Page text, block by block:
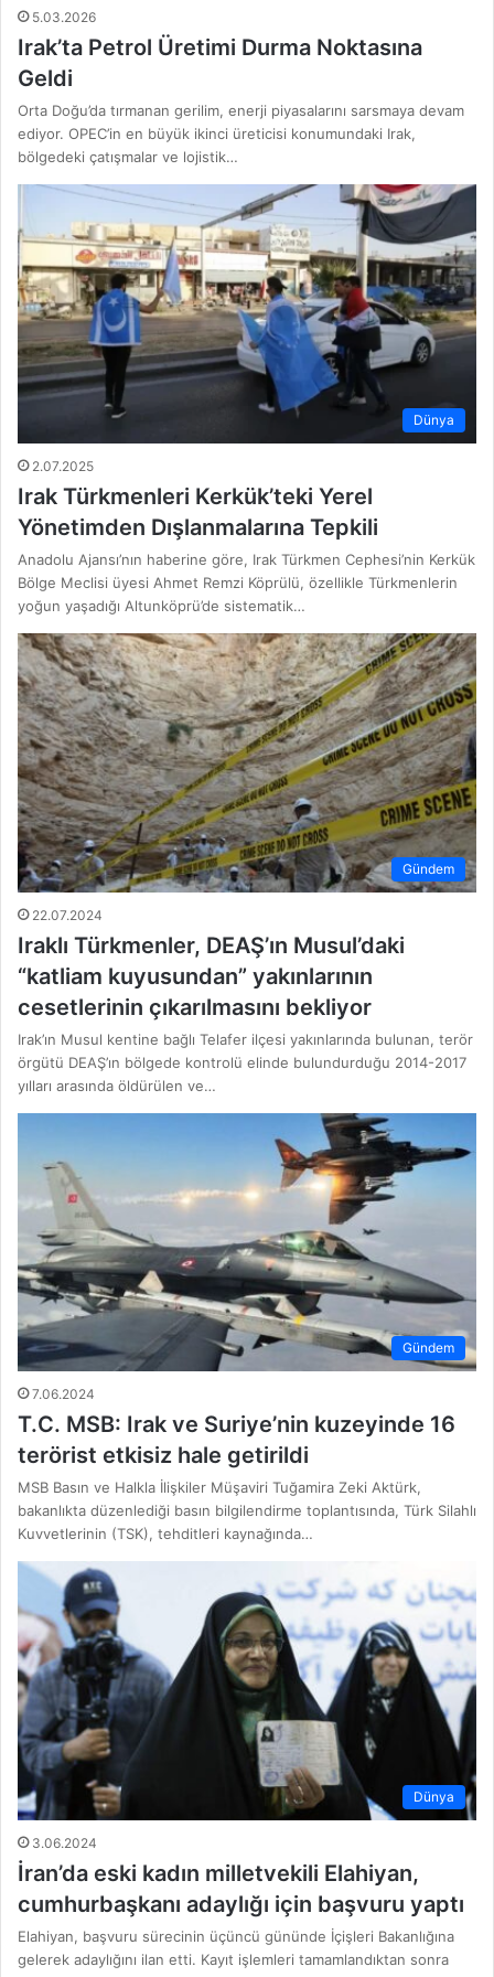
5.03.2026
Irak’ta Petrol Üretimi Durma Noktasına
Geldi
Orta Doğu’da tırmanan gerilim, enerji piyasalarını sarsmaya devam
ediyor. OPEC’in en büyük ikinci üreticisi konumundaki Irak,
bölgedeki çatışmalar ve lojistik…
Dünya
2.07.2025
Irak Türkmenleri Kerkük’teki Yerel
Yönetimden Dışlanmalarına Tepkili
Anadolu Ajansı’nın haberine göre, Irak Türkmen Cephesi’nin Kerkük
Bölge Meclisi üyesi Ahmet Remzi Köprülü, özellikle Türkmenlerin
yoğun yaşadığı Altunköprü’de sistematik…
Gündem
22.07.2024
Iraklı Türkmenler, DEAŞ’ın Musul’daki
“katliam kuyusundan” yakınlarının
cesetlerinin çıkarılmasını bekliyor
Irak’ın Musul kentine bağlı Telafer ilçesi yakınlarında bulunan, terör
örgütü DEAŞ’ın bölgede kontrolü elinde bulundurduğu 2014-2017
yılları arasında öldürülen ve…
Gündem
7.06.2024
T.C. MSB: Irak ve Suriye’nin kuzeyinde 16
terörist etkisiz hale getirildi
MSB Basın ve Halkla İlişkiler Müşaviri Tuğamira Zeki Aktürk,
bakanlıkta düzenlediği basın bilgilendirme toplantısında, Türk Silahlı
Kuvvetlerinin (TSK), tehditleri kaynağında…
Dünya
3.06.2024
İran’da eski kadın milletvekili Elahiyan,
cumhurbaşkanı adaylığı için başvuru yaptı
Elahiyan, başvuru sürecinin üçüncü gününde İçişleri Bakanlığına
gelerek adaylığını ilan etti. Kayıt işlemleri tamamlandıktan sonra